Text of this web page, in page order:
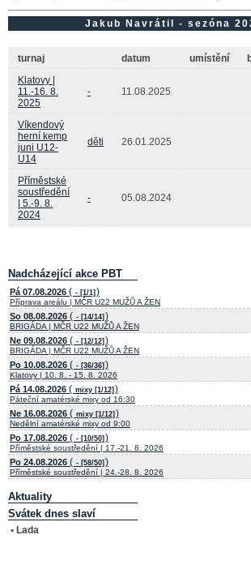
Jakub Navrátil - sezóna
turnaj datum umístění
Klatovy |
11.-16. 8.
2025
- 11.08.2025
Víkendový
herní kemp
juni U12-
U14
děti 26.01.2025
Příměstské
soustředění
| 5.-9. 8.
2024
- 05.08.2024
Nadcházející akce PBT
Pá 07.08.2026 ( - [1/1] )
Příprava areálu | MČR U22 MUŽŮ A ŽEN
So 08.08.2026 ( - [14/14] )
BRIGÁDA | MČR U22 MUŽŮ A ŽEN
Ne 09.08.2026 ( - [12/12] )
BRIGÁDA | MČR U22 MUŽŮ A ŽEN
Po 10.08.2026 ( - [36/36] )
Klatovy | 10. 8. - 15. 8. 2026
Pá 14.08.2026 ( mixy [1/12] )
Páteční amatérské mixy od 16:30
Ne 16.08.2026 ( mixy [1/12] )
Nedělní amatérské mixy od 9:00
Po 17.08.2026 ( - [10/50] )
Příměstské soustředění | 17.-21. 8. 2026
Po 24.08.2026 ( - [58/50] )
Příměstské soustředění | 24.-28. 8. 2026
Aktuality
Svátek dnes slaví
• Lada